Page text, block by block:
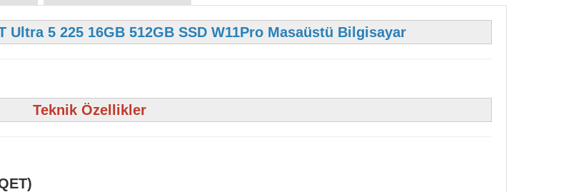
Ultra 5 225 16GB 512GB SSD W11Pro Masaüstü Bilgisayar
Teknik Özellikler